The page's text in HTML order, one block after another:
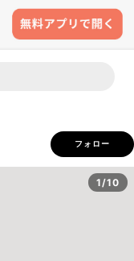
フォロー
1/10